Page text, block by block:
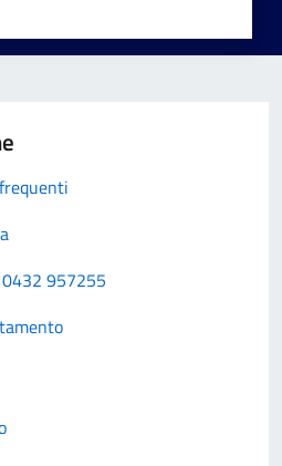
957255